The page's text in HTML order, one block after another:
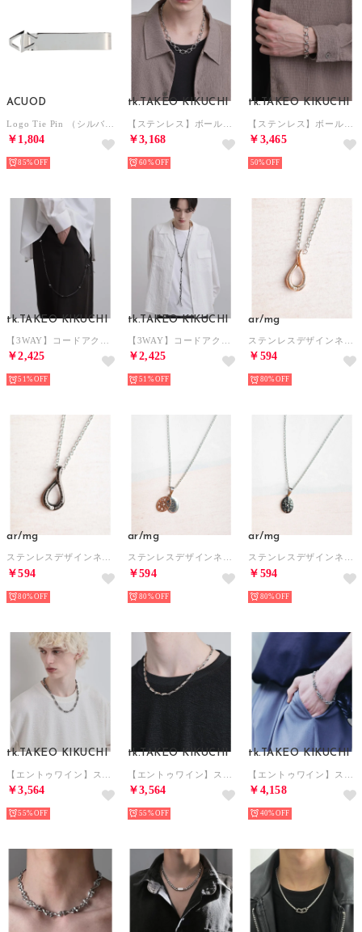
ACUOD
￥1,804
85%
tk.TAKEO KIKUCHI
￥3,168
60%
tk.TAKEO KIKUCHI
￥3,465
50%
tk.TAKEO KIKUCHI
￥2,425
51%
tk.TAKEO KIKUCHI
￥2,425
51%
ar/mg
￥594
80%
ar/mg
￥594
80%
ar/mg
￥594
80%
ar/mg
￥594
80%
tk.TAKEO KIKUCHI
￥3,564
55%
tk.TAKEO KIKUCHI
￥3,564
55%
tk.TAKEO KIKUCHI
￥4,158
40%